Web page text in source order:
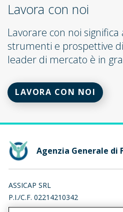
Lavora con noi
Lavorare con noi
strumenti e prospettive
leader di mercato è in
LAVORA CON NOI
Agenzia Generale di
ASSICAP SRL
P.I./C.F. 02214210342
STRADA DEI MERCATI 17, 43126